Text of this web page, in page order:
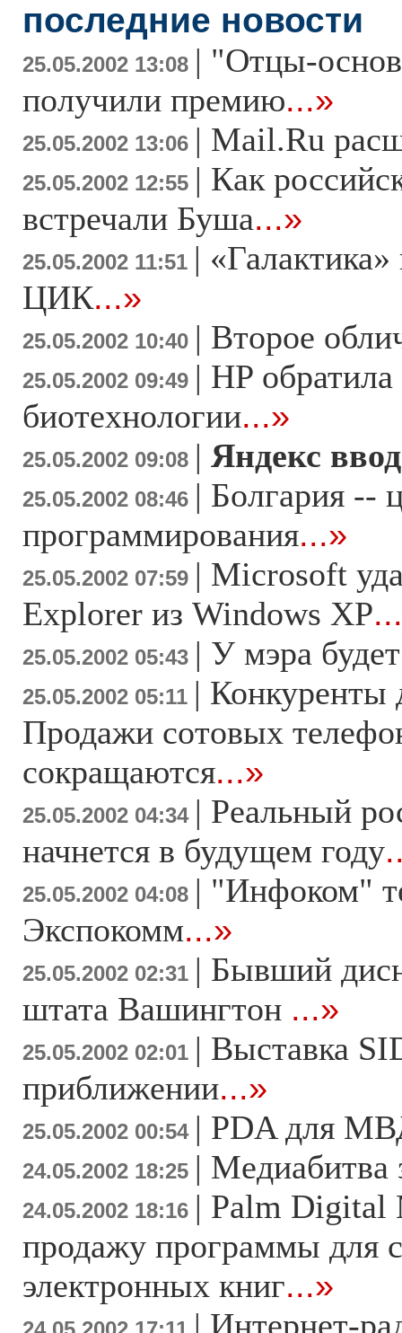
последние новости
25.05.2002 13:08 | "Отцы-
получили премию...»
25.05.2002 13:06 | Mail.Ru
25.05.2002 12:55 | Как
встречали Буша...»
25.05.2002 11:51 | «Галактика»
ЦИК...»
25.05.2002 10:40 | Второе
25.05.2002 09:49 | HP
биотехнологии...»
25.05.2002 09:08 | Яндекс
25.05.2002 08:46 | Болгария --
программирования...»
25.05.2002 07:59 | Microsoft
Explorer из Windows XP
25.05.2002 05:43 | У мэра
25.05.2002 05:11 | Конкуренты
Продажи сотовых
сокращаются...»
25.05.2002 04:34 | Реальный
начнется в будущем году
25.05.2002 04:08 | "Инфоком"
Экспокомм...»
25.05.2002 02:31 | Бывший
штата Вашингтон ...»
25.05.2002 02:01 | Выставка
приближении...»
25.05.2002 00:54 | PDA для
24.05.2002 18:25 | Медиабитва
24.05.2002 18:16 | Palm Digital
продажу программы для
электронных книг...»
| Интернет-